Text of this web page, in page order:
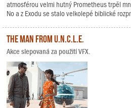
atmosférou velmi hutný Prometheus trpěl
No a z Exodu se stalo velkolepé biblické
The Man from U.N.C.L.E.
Akce slepovaná za použití VFX.